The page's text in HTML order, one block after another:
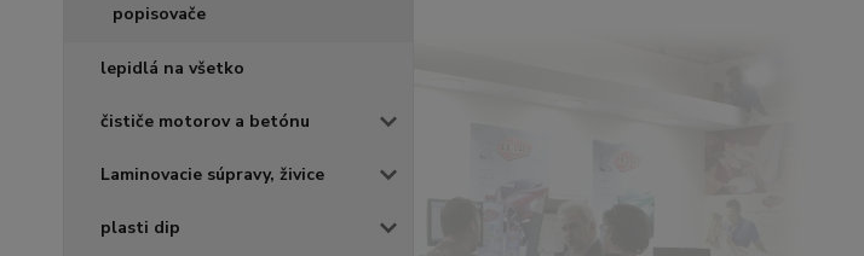
popisovače
lepidlá na všetko
čističe motorov a betónu
Laminovacie súpravy, živice
plasti dip